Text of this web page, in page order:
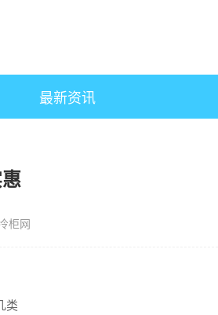
最新资讯
柜网
类